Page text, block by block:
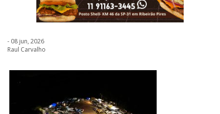
- 08 jun, 2026
Raul Carvalho